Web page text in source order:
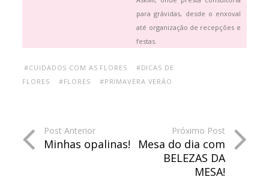
para grávidas, desde o enxoval
até organização de recepções e
festas.
#CUIDADOS COM AS FLORES
#DICAS DE
FLORES
#FLORES #PRIMAVERA VERÃO
Post Anterior
Minhas opalinas!
Próximo Post
Mesa do dia com
BELEZAS DA
MESA!